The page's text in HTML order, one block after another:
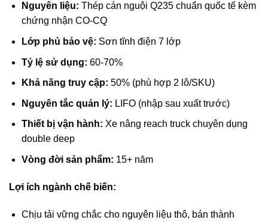
Nguyên liệu: Thép cán nguội Q235 chuẩn quốc tế kèm
chứng nhận CO-CQ
Lớp phủ bảo vệ: Sơn tĩnh điện 7 lớp
Tỷ lệ sử dụng: 60-70%
Khả năng truy cập: 50% (phù hợp 2 lô/SKU)
Nguyên tắc quản lý: LIFO (nhập sau xuất trước)
Thiết bị vận hành: Xe nâng reach truck chuyên dụng
double deep
Vòng đời sản phẩm: 15+ năm
Lợi ích ngành chế biến:
Chịu tải vững chắc cho nguyên liệu thô, bán thành